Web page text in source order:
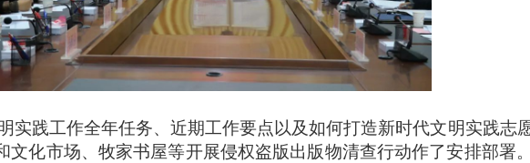
工作全年任务、近期工作要点以及如何打造新时代文明实践志
文化市场、牧家书屋等开展侵权盗版出版物清查行动作了安排部署